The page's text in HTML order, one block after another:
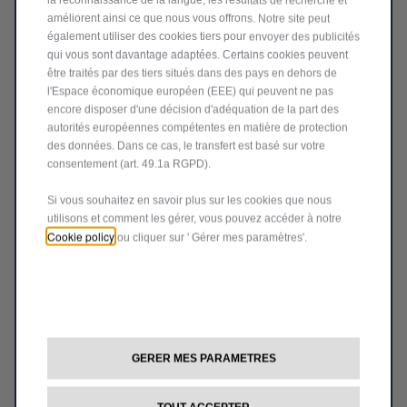
Code 50903489
ADAPTATEUR POUR CÂBLAGE
43,73€
is
- +
updated
améliorent ainsi ce que nous vous offrons. Notre site peut
également utiliser des cookies tiers pour envoyer des publicités
qui vous sont davantage adaptées. Certains cookies peuvent
être traités par des tiers situés dans des pays en dehors de
l'Espace économique européen (EEE) qui peuvent ne pas
encore disposer d'une décision d'adéquation de la part des
autorités européennes compétentes en matière de protection
des données. Dans ce cas, le transfert est basé sur votre
consentement (art. 49.1a RGPD).
Si vous souhaitez en savoir plus sur les cookies que nous
utilisons et comment les gérer, vous pouvez accéder à notre
Cookie policy ou cliquer sur ' Gérer mes paramètres'.
GERER MES PARAMETRES